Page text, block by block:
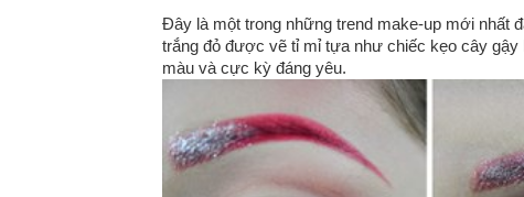
Đây là một trong những trend make-up mới nhất
trắng đỏ được vẽ tỉ mỉ tựa như chiếc kẹo cây
màu và cực kỳ đáng yêu.